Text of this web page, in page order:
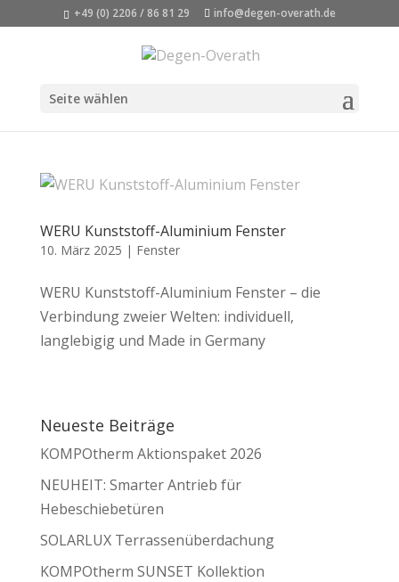
+49 (0) 2206 / 86 81 29 info@degen-overath.de
Seite wählen
WERU Kunststoff-Aluminium Fenster
10. März 2025 | Fenster
WERU Kunststoff-Aluminium Fenster – die
Verbindung zweier Welten: individuell,
langlebigig und Made in Germany
Neueste Beiträge
KOMPOtherm Aktionspaket 2026
NEUHEIT: Smarter Antrieb für
Hebeschiebetüren
SOLARLUX Terrassenüberdachung
KOMPOtherm SUNSET Kollektion